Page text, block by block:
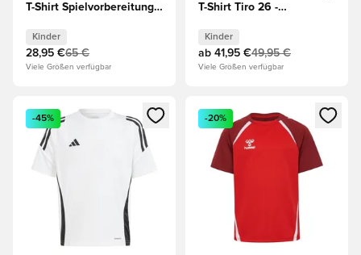
T-Shirt Spielvorbereitung -
Kinder
Kinder
28,95 €65 €
Viele Größen verfügbar
T-Shirt Tiro 26 -
Kinder
Kinder
ab 41,95 €49,95 €
Viele Größen verfügbar
Öffnet ein neues Fenster zum Anmelden oder Registrieren
-45%
Öffnet ein neues Fenster
-20%